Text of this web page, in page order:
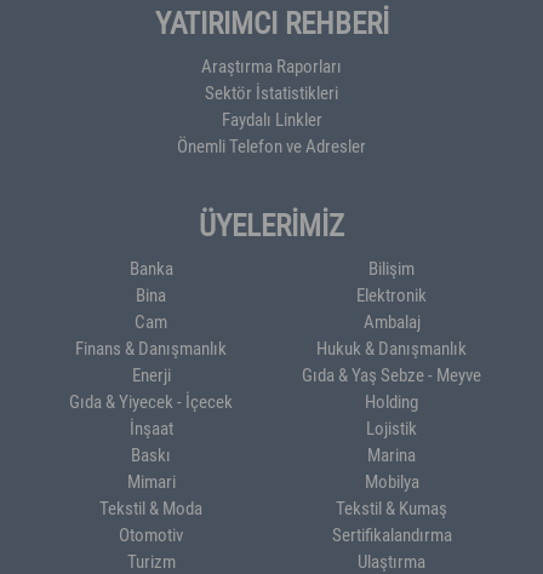
YATIRIMCI REHBERİ
Araştırma Raporları
Sektör İstatistikleri
Faydalı Linkler
Önemli Telefon ve Adresler
ÜYELERİMİZ
Banka
Bilişim
Bina
Elektronik
Cam
Ambalaj
Finans & Danışmanlık
Hukuk & Danışmanlık
Enerji
Gıda & Yaş Sebze - Meyve
Gıda & Yiyecek - İçecek
Holding
İnşaat
Lojistik
Baskı
Marina
Mimari
Mobilya
Tekstil & Moda
Tekstil & Kumaş
Otomotiv
Sertifikalandırma
Turizm
Ulaştırma